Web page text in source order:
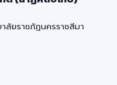
ลัยราชภัฏนครราชสีมา